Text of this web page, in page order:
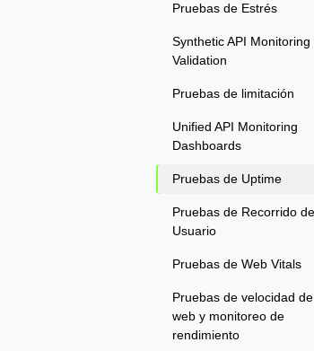
Pruebas de Estrés
Synthetic API Monitoring
Validation
Pruebas de limitación
Unified API Monitoring
Dashboards
Pruebas de Uptime
Pruebas de Recorrido de
Usuario
Pruebas de Web Vitals
Pruebas de velocidad
web y monitoreo de
rendimiento